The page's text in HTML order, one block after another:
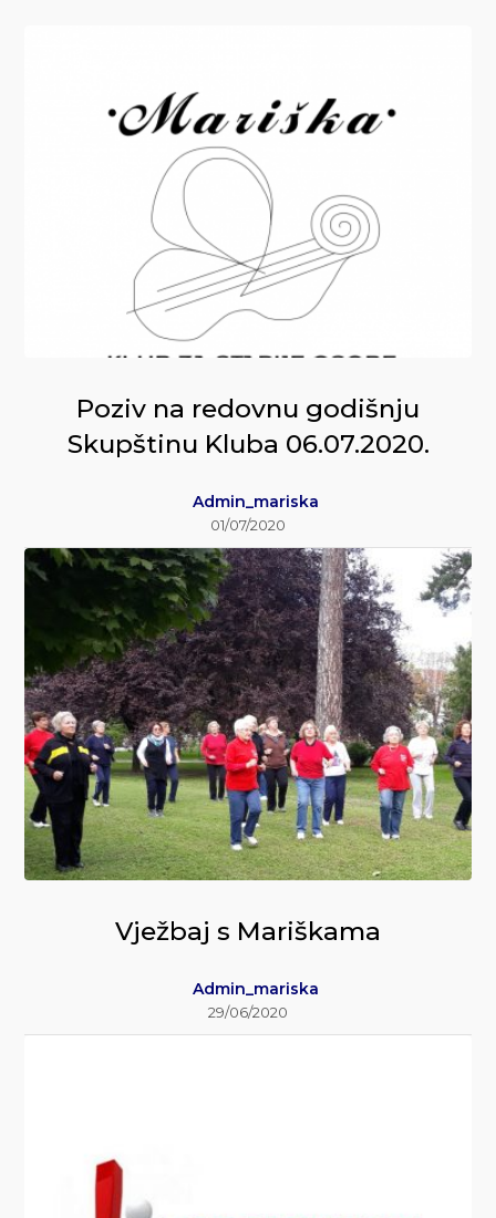
Poziv na redovnu godišnju
Skupštinu Kluba 06.07.2020.
Admin_mariska
01/07/2020
Vježbaj s Mariškama
Admin_mariska
29/06/2020